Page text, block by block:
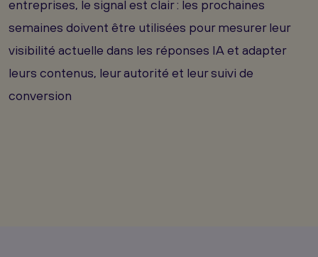
entreprises, le signal est clair : les prochaines
semaines doivent être utilisées pour mesurer leur
visibilité actuelle dans les réponses IA et adapter
leurs contenus, leur autorité et leur suivi de
conversion